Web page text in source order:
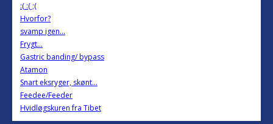
:( :( ;(
Hvorfor?
svamp igen...
Frygt...
Gastric banding/ bypass
Atamon
Snart eksryger, skønt...
Feedee/Feeder
Hvidløgskuren fra Tibet